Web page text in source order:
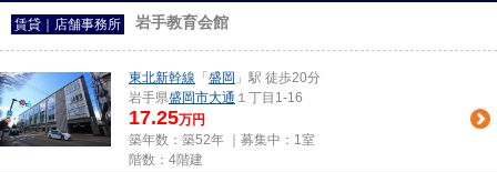
賃貸｜店舗事務所 岩手教育会館
東北新幹線 「 盛岡 」駅 徒歩20分
岩手県盛岡市大通 １丁目1-16
17.25万円
築年数：築52年 ｜募集中： 1室
階数：4階建